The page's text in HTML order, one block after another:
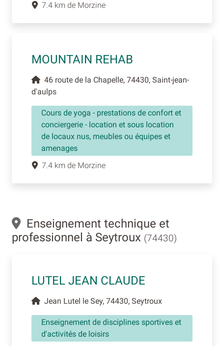
7.4 km de Morzine
MOUNTAIN REHAB
46 route de la Chapelle, 74430, Saint-jean-
d'aulps
Cours de yoga - prestations de confort et
conciergerie - location et sous location
de locaux nus, meubles ou équipes et
amenages
7.4 km de Morzine
Enseignement technique et
professionnel à Seytroux (74430)
LUTEL JEAN CLAUDE
Jean Lutel le Sey, 74430, Seytroux
Enseignement de disciplines sportives et
d'activités de loisirs